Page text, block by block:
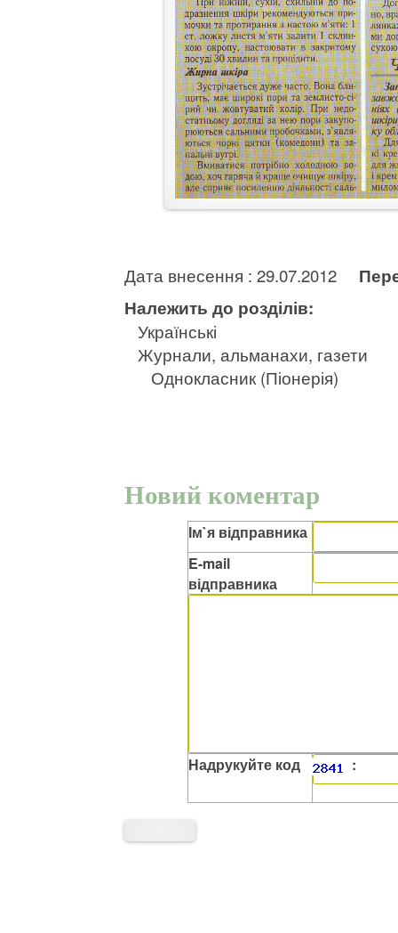
Дата внесення : 29.07.2012
Належить до розділів:
Українські
Журнали, альманахи, газети
Однокласник (Піонерія)
Новий коментар
Ім`я відправника
E-mail
відправника
Надрукуйте код :